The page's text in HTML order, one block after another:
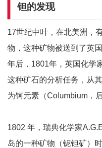
钽的发现
17世纪中叶，在北美洲，
物，这种矿物被送到了英
年后，1801年，英国化学
这种矿石的分析任务，从
为钶元素（Columbium，
1802 年，瑞典化学家
岛的一种矿物（铌钽矿）